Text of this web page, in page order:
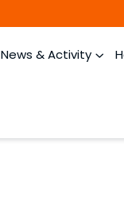
News & Activity